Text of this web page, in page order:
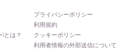
とは？
プライバシーポリシー
利用規約
クッキーポリシー
利用者情報の外部送信について